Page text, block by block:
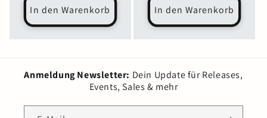
In den Warenkorb In den Warenkorb
Anmeldung Newsletter: Dein Update für Releases,
Events, Sales & mehr